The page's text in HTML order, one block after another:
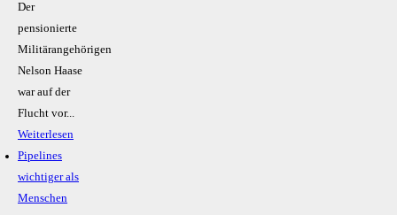
Der
pensionierte
Militärangehörigen
Nelson Haase
war auf der
Flucht vor...
Weiterlesen
Pipelines
wichtiger als
Menschen